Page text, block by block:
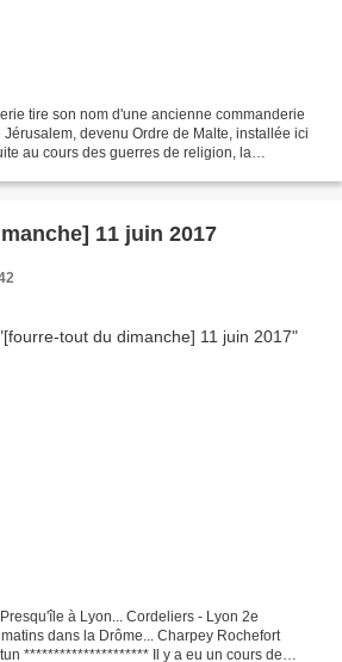
tire son nom d'une ancienne commanderie
devenu Ordre de Malte, installée ici
au cours des guerres de religion, la
11 juin 2017
à Lyon... Cordeliers - Lyon 2e
dans la Drôme... Charpey Rochefort
********************* Il y a eu un cours de